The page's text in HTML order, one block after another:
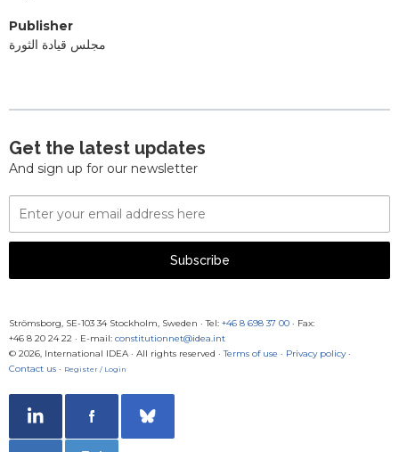
Publisher
مجلس قيادة الثورة
Get the latest updates
And sign up for our newsletter
Email
Address
Subscribe
Strömsborg, SE-103 34 Stockholm, Sweden · Tel: +46 8 698 37 00 · Fax:
+46 8 20 24 22 · E-mail: constitutionnet@idea.int
© 2026, International IDEA · All rights reserved · Terms of use · Privacy policy·
Contact us · Register / Login